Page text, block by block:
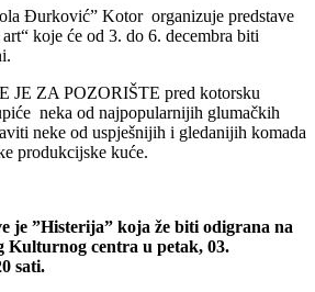
Đurković” Kotor organizuje predstave
koje će od 3. do 6. decembra biti
JE ZA POZORIŠTE pred kotorsku
neka od najpopularnijih glumačkih
neke od uspješnijih i gledanijih komada
produkcijske kuće.
je ”Histerija” koja že biti odigrana na
Kulturnog centra u petak, 03.
sati.